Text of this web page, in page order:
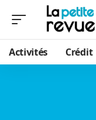
Activités Crédit